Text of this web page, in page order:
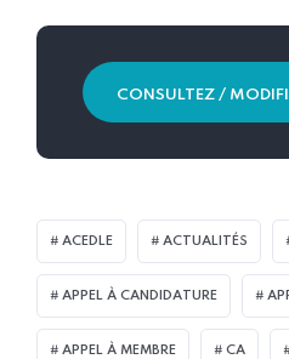
CONSULTEZ /
ACEDLE ACTUALITÉS
APPEL À CANDIDATURE
APPEL À MEMBRE CA